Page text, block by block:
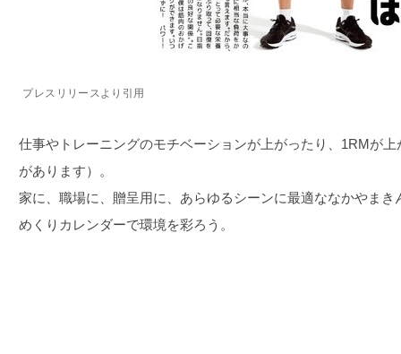
プレスリリースより引用
仕事やトレーニングのモチベーションが上がったり、1RMが
があります）。
家に、職場に、贈呈用に、あらゆるシーンに最適ななかやまき
めくりカレンダーで環境を彩ろう。